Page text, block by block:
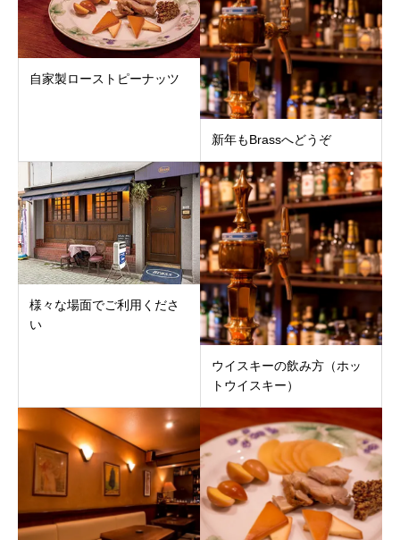
自家製ローストピーナッツ
新年もBrassへどうぞ
様々な場面でご利用くださ
い
ウイスキーの飲み方（ホッ
トウイスキー）